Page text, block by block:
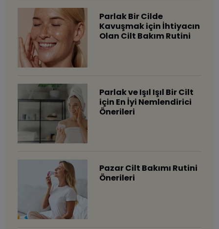
Parlak Bir Cilde
Kavuşmak için İhtiyacın
Olan Cilt Bakım Rutini
Parlak ve Işıl Işıl Bir Cilt
için En İyi Nemlendirici
Önerileri
Pazar Cilt Bakımı Rutini
Önerileri